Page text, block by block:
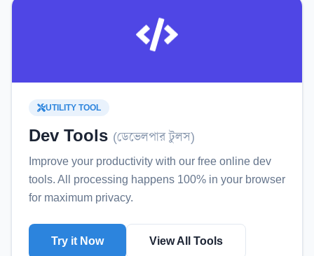
UTILITY TOOL
Dev Tools (ডেভেলপার টুলস)
Improve your productivity with our free online dev
tools. All processing happens 100% in your browser
for maximum privacy.
Try it Now View All Tools